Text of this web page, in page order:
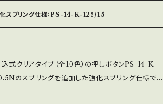
する事ができません。 ※適正取付板厚：1.2㎜～3.0
スプリング仕様：PS-14-K-125/15
式クリアタイプ（全10色）の押しボタンPS-14-K
のスプリングを追加した強化スプリング仕様で